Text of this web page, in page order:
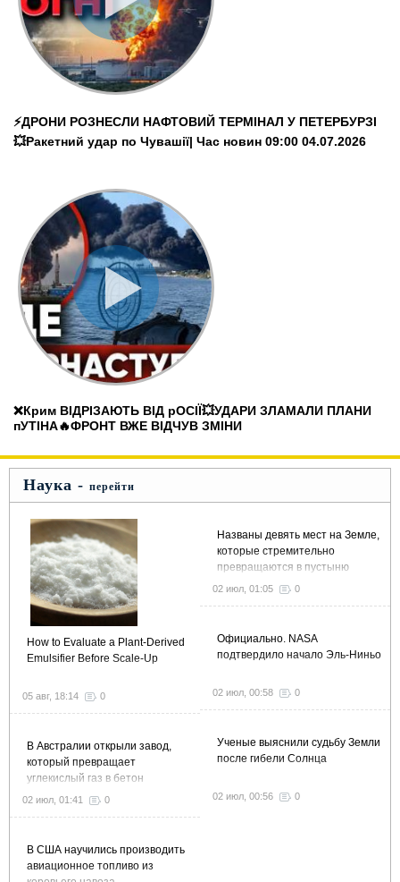
⚡️ДРОНИ РОЗНЕСЛИ НАФТОВИЙ ТЕРМІНАЛ У ПЕТЕРБУРЗІ
💥Ракетний удар по Чувашії| Час новин 09:00 04.07.2026
❌Крим ВІДРІЗАЮТЬ ВІД рОСІЇ💥УДАРИ ЗЛАМАЛИ ПЛАНИ
пУТІНА🔥ФРОНТ ВЖЕ ВІДЧУВ ЗМІНИ
Наука - перейти
How to Evaluate a Plant-Derived
Emulsifier Before Scale-Up
05 авг, 18:14 0
В Австралии открыли завод,
который превращает
углекислый газ в бетон
02 июл, 01:41 0
В США научились производить
авиационное топливо из
Названы девять мест на Земле,
которые стремительно
превращаются в пустыню
02 июл, 01:05 0
Официально. NASA
подтвердило начало Эль-Ниньо
02 июл, 00:58 0
Ученые выяснили судьбу Земли
после гибели Солнца
02 июл, 00:56 0